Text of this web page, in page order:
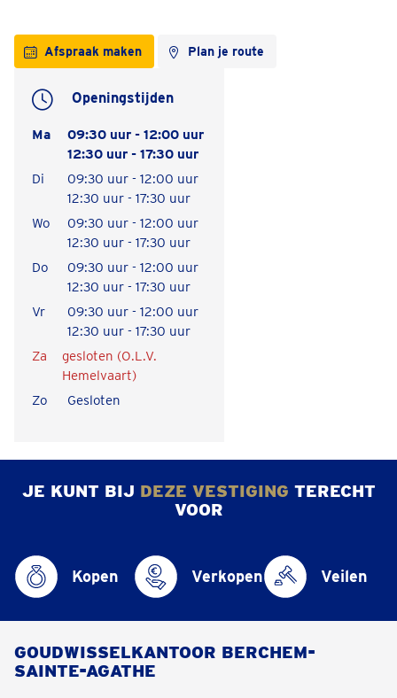
Afspraak maken Plan je route
Openingstijden
Ma
09:30 uur - 12:00 uur
12:30 uur - 17:30 uur
Di
09:30 uur - 12:00 uur
12:30 uur - 17:30 uur
Wo
09:30 uur - 12:00 uur
12:30 uur - 17:30 uur
Do
09:30 uur - 12:00 uur
12:30 uur - 17:30 uur
Vr
09:30 uur - 12:00 uur
12:30 uur - 17:30 uur
Za
gesloten (O.L.V.
Hemelvaart)
Zo
Gesloten
JE KUNT BIJ DEZE VESTIGING TERECHT
VOOR
Kopen Verkopen Veilen
GOUDWISSELKANTOOR BERCHEM-
SAINTE-AGATHE